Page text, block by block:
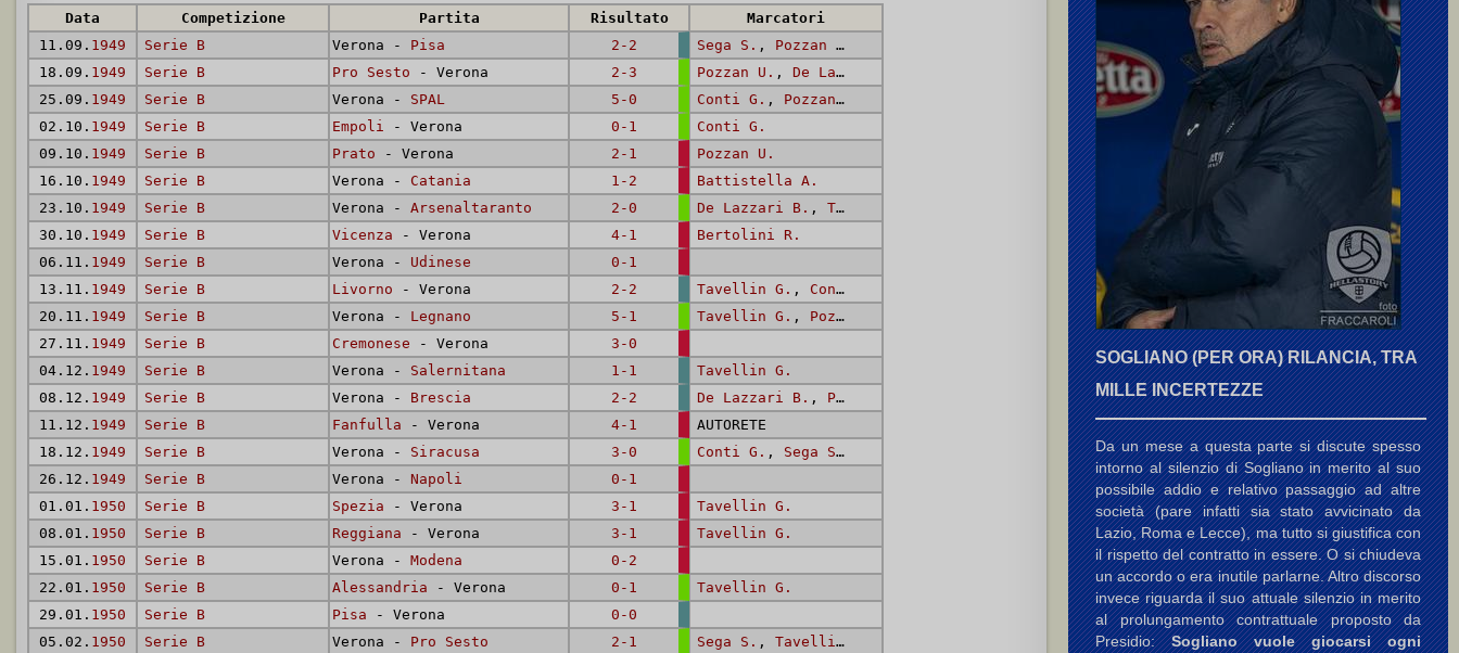
Data Competizione Partita Risultato
Marcatori
11.09. 1949 Serie B Verona - Pisa 2-2 Sega S. , Pozzan U.
18.09. 1949 Serie B Pro Sesto - Verona 2-3 Pozzan U. , De Lazzari B.
25.09. 1949 Serie B Verona - SPAL 5-0 Conti G. , Pozzan U.
Conti G.
02.10. 1949 Serie B Empoli - Verona 0-1
Conti G.
09.10. 1949 Serie B Prato - Verona 2-1
Pozzan U.
16.10. 1949 Serie B Verona - Catania 1-2
Battistella A.
23.10. 1949 Serie B Verona - Arsenaltaranto 2-0 De Lazzari B. , Tavellin G.
30.10. 1949 Serie B Vicenza - Verona 4-1
Bertolini R.
06.11. 1949 Serie B Verona - Udinese
0-1
13.11. 1949 Serie B Livorno - Verona 2-2 Tavellin G. , Conti G.
20.11. 1949 Serie B Verona - Legnano 5-1 Tavellin G. , Pozzan U. Tavellin G.,Tavellin G.
27.11. 1949 Serie B Cremonese - Verona
3-0
04.12. 1949 Serie B Verona - Salernitana 1-1
Tavellin G.
08.12. 1949 Serie B Verona - Brescia 2-2 De Lazzari B. , Pozzan U.
11.12. 1949 Serie B Fanfulla - Verona 4-1
AUTORETE
18.12. 1949 Serie B Verona - Siracusa 3-0 Conti G. , Sega S.
26.12. 1949 Serie B Verona - Napoli
0-1
01.01. 1950 Serie B Spezia - Verona 3-1
Tavellin G.
08.01. 1950 Serie B Reggiana - Verona 3-1
Tavellin G.
15.01. 1950 Serie B Verona - Modena
0-2
22.01. 1950 Serie B Alessandria - Verona 0-1
Tavellin G.
29.01. 1950 Serie B Pisa - Verona
0-0
05.02. 1950 Serie B Verona - Pro Sesto 2-1 Sega S. , Tavellin G.
SOGLIANO (PER ORA) RILANCIA, TRA
MILLE INCERTEZZE
Da un mese a questa parte si discute spesso
intorno al silenzio di Sogliano in merito al suo
possibile addio e relativo passaggio ad altre
società (pare infatti sia stato avvicinato da
Lazio, Roma e Lecce), ma tutto si giustifica con
il rispetto del contratto in essere. O si chiudeva
un accordo o era inutile parlarne. Altro discorso
invece riguarda il suo attuale silenzio in merito
al prolungamento contrattuale proposto da
Presidio:Sogliano vuole giocarsi ogni